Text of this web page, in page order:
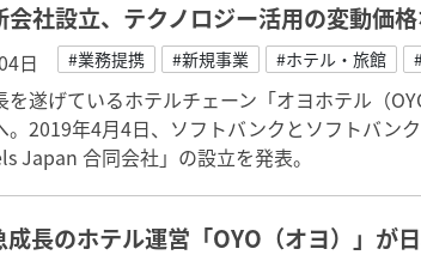
会社設立、テクノロジー活用の変動価
日 #業務提携 #新規事業 #ホテル・旅館
を遂げているホテルチェーン「オヨホテル（
。2019年4月4日、ソフトバンクとソフトバン
Japan 合同会社」の設立を発表。
成長のホテル運営「OYO（オヨ）」が